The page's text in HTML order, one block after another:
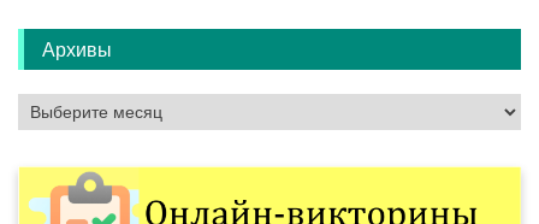
Архивы
Архивы